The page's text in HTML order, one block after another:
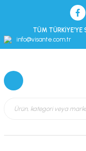
TÜM
info@visante.com.tr